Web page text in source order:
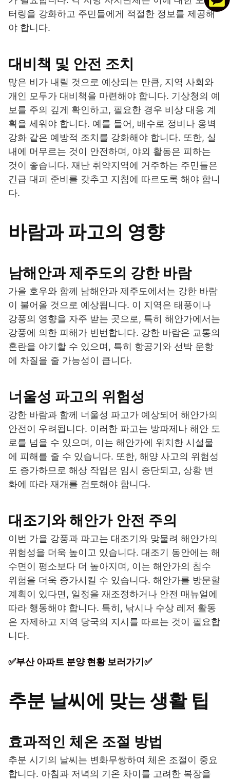
터링을 강화하고 주민들에게 적절한 정보를 제공해
야 합니다.
대비책 및 안전 조치
많은 비가 내릴 것으로 예상되는 만큼, 지역 사회와
개인 모두가 대비책을 마련해야 합니다. 기상청의 예
보를 주의 깊게 확인하고, 필요한 경우 비상 대응 계
획을 세워야 합니다. 예를 들어, 배수로 정비나 옹벽
강화 같은 예방적 조치를 강화해야 합니다. 또한, 실
내에 머무르는 것이 안전하며, 야외 활동은 피하는
것이 좋습니다. 재난 취약지역에 거주하는 주민들은
긴급 대피 준비를 갖추고 지침에 따르도록 해야 합니
다.
바람과 파고의 영향
남해안과 제주도의 강한 바람
가을 호우와 함께 남해안과 제주도에서는 강한 바람
이 불어올 것으로 예상됩니다. 이 지역은 태풍이나
강풍의 영향을 자주 받는 곳으로, 특히 해안가에서는
강풍에 의한 피해가 빈번합니다. 강한 바람은 교통의
혼란을 야기할 수 있으며, 특히 항공기와 선박 운항
에 차질을 줄 가능성이 큽니다.
너울성 파고의 위험성
강한 바람과 함께 너울성 파고가 예상되어 해안가의
안전이 우려됩니다. 이러한 파고는 방파제나 해안 도
로를 넘을 수 있으며, 이는 해안가에 위치한 시설물
에 피해를 줄 수 있습니다. 또한, 해양 사고의 위험성
도 증가하므로 해상 작업은 임시 중단되고, 상황 변
화에 따라 재개를 검토해야 합니다.
대조기와 해안가 안전 주의
이번 가을 강풍과 파고는 대조기와 맞물려 해안가의
위험성을 더욱 높이고 있습니다. 대조기 동안에는 해
수면이 평소보다 더 높아지며, 이는 해안가의 침수
위험을 더욱 증가시킬 수 있습니다. 해안가를 방문할
계획이 있다면, 일정을 재조정하거나 안전 매뉴얼에
따라 행동해야 합니다. 특히, 낚시나 수상 레저 활동
은 자제하고 지역 당국의 지시를 따르는 것이 필요합
니다.
✅부산 아파트 분양 현황 보러가기✅
추분 날씨에 맞는 생활 팁
효과적인 체온 조절 방법
추분 시기의 날씨는 변화무쌍하여 체온 조절이 중요
합니다. 아침과 저녁의 기온 차이를 고려한 복장을